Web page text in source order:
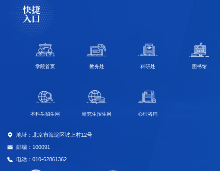
快捷
入口
学院首页 教务处 科研处 图书馆
本科生招生网 研究生招生网 心理咨询
地址：北京市海淀区坡上村12号
邮编：100091
电话：010-62861362